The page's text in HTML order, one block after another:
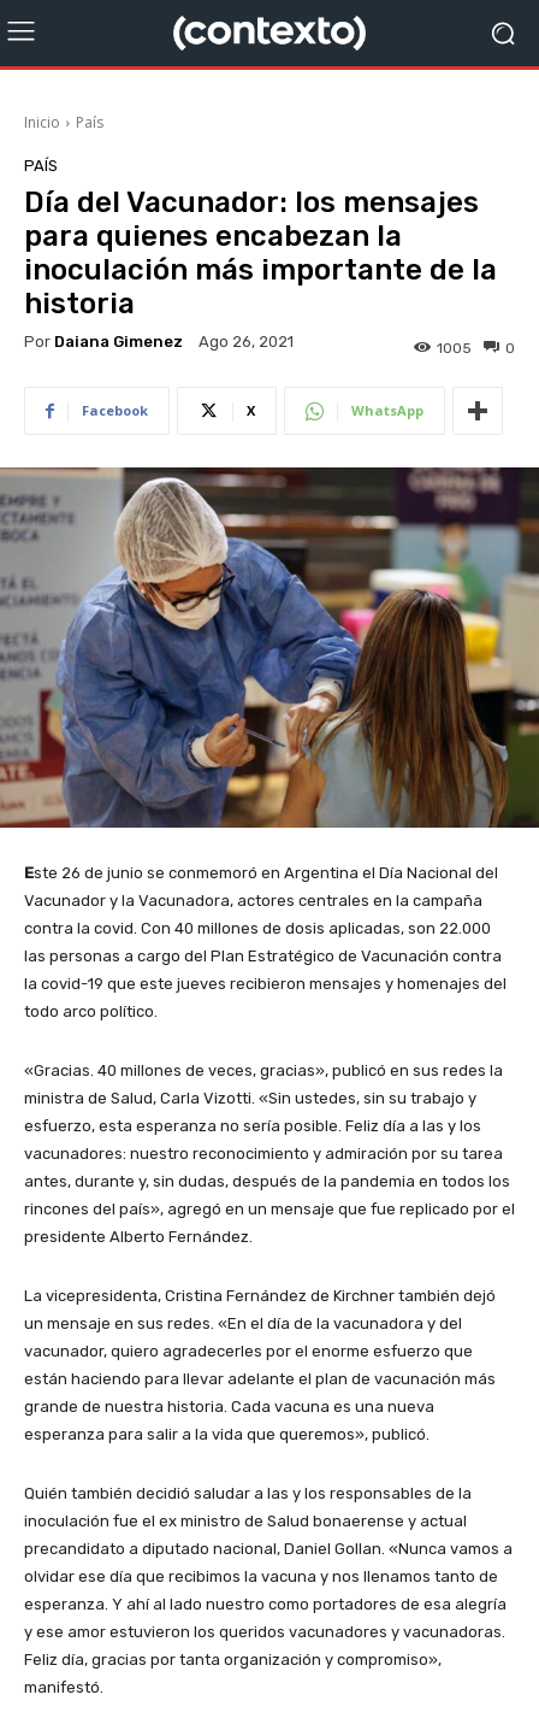
Inicio País
PAÍS
Día del Vacunador: los mensajes
para quienes encabezan la
inoculación más importante de la
historia
Por Daiana Gimenez Ago 26, 2021 0
1005
Facebook X WhatsApp
Este 26 de junio se conmemoró en Argentina el Día Nacional del
Vacunador y la Vacunadora, actores centrales en la campaña
contra la covid. Con 40 millones de dosis aplicadas, son 22.000
las personas a cargo del Plan Estratégico de Vacunación contra
la covid-19 que este jueves recibieron mensajes y homenajes del
todo arco político.
«Gracias. 40 millones de veces, gracias», publicó en sus redes la
ministra de Salud, Carla Vizotti. «Sin ustedes, sin su trabajo y
esfuerzo, esta esperanza no sería posible. Feliz día a las y los
vacunadores: nuestro reconocimiento y admiración por su tarea
antes, durante y, sin dudas, después de la pandemia en todos los
rincones del país», agregó en un mensaje que fue replicado por el
presidente Alberto Fernández.
La vicepresidenta, Cristina Fernández de Kirchner también dejó
un mensaje en sus redes. «En el día de la vacunadora y del
vacunador, quiero agradecerles por el enorme esfuerzo que
están haciendo para llevar adelante el plan de vacunación más
grande de nuestra historia. Cada vacuna es una nueva
esperanza para salir a la vida que queremos», publicó.
Quién también decidió saludar a las y los responsables de la
inoculación fue el ex ministro de Salud bonaerense y actual
precandidato a diputado nacional, Daniel Gollan. «Nunca vamos a
olvidar ese día que recibimos la vacuna y nos llenamos tanto de
esperanza. Y ahí al lado nuestro como portadores de esa alegría
y ese amor estuvieron los queridos vacunadores y vacunadoras.
Feliz día, gracias por tanta organización y compromiso»,
manifestó.